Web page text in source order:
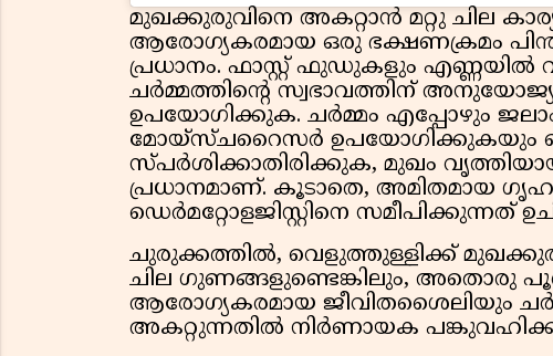
മുഖക്കുരുവിനെ അകറ്റാൻ മറ്റു ചില
ആരോഗ്യകരമായ ഒരു ഭക്ഷണക്രമം
പ്രധാനം. ഫാസ്റ്റ് ഫുഡുകളും
ചർമ്മത്തിൻ്റെ സ്വഭാവത്തിന്
ഉപയോഗിക്കുക. ചർമ്മം എപ്പോഴും
മോയ്സ്ചറൈസർ ഉപയോഗിക്കുകയും
സ്പർശിക്കാതിരിക്കുക, മുഖം
പ്രധാനമാണ്. കൂടാതെ, അമിതമായ
ഡെർമറ്റോളജിസ്റ്റിനെ സമീപിക്കുന്നത്
ചുരുക്കത്തിൽ, വെളുത്തുള്ളിക്ക്
ചില ഗുണങ്ങളുണ്ടെങ്കിലും, അതൊരു
ആരോഗ്യകരമായ ജീവിതശൈലിയും
അകറ്റുന്നതിൽ നിർണായക